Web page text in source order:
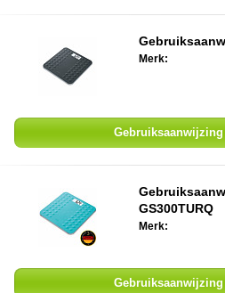
Merk:
Gebruiksaanwijzing
GS300TURQ
Merk:
Gebruiksaanwijzing